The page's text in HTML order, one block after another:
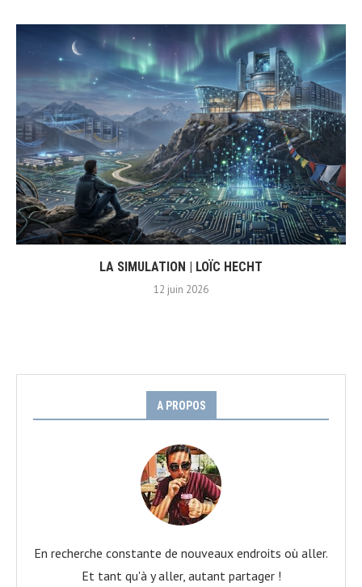
LA SIMULATION | LOÏC HECHT
12 juin 2026
A PROPOS
En recherche constante de nouveaux endroits où aller.
Et tant qu'à y aller, autant partager !